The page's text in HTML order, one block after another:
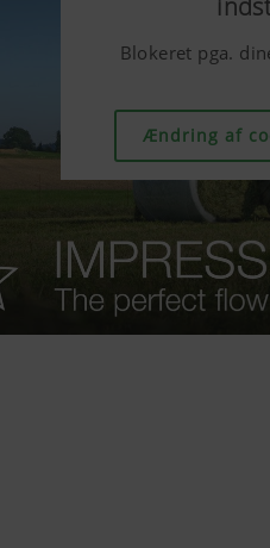
Blokeret pga.
Ændring af
Blokeret pga.
Ændring af
Blokeret pga.
Ændring af